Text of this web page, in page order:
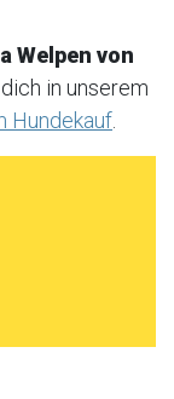
Welpen von
in unserem
Hundekauf